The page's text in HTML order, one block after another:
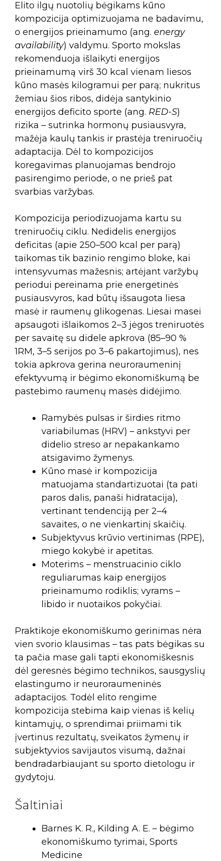
Elito ilgų nuotolių bėgikams kūno
kompozicija optimizuojama ne badavimu,
o energijos prieinamumo (ang. energy
availability) valdymu. Sporto mokslas
rekomenduoja išlaikyti energijos
prieinamumą virš 30 kcal vienam liesos
kūno masės kilogramui per parą; nukritus
žemiau šios ribos, didėja santykinio
energijos deficito sporte (ang. RED-S)
rizika – sutrinka hormonų pusiausvyra,
mažėja kaulų tankis ir prastėja treniruočių
adaptacija. Dėl to kompozicijos
koregavimas planuojamas bendrojo
pasirengimo periode, o ne prieš pat
svarbias varžybas.
Kompozicija periodizuojama kartu su
treniruočių ciklu. Nedidelis energijos
deficitas (apie 250–500 kcal per parą)
taikomas tik bazinio rengimo bloke, kai
intensyvumas mažesnis; artėjant varžybų
periodui pereinama prie energetinės
pusiausvyros, kad būtų išsaugota liesa
masė ir raumenų glikogenas. Liesai masei
apsaugoti išlaikomos 2–3 jėgos treniruotės
per savaitę su didele apkrova (85–90 %
1RM, 3–5 serijos po 3–6 pakartojimus), nes
tokia apkrova gerina neuroraumeninį
efektyvumą ir bėgimo ekonomiškumą be
pastebimo raumenų masės didėjimo.
Ramybės pulsas ir širdies ritmo
variabilumas (HRV) – ankstyvi per
didelio streso ar nepakankamo
atsigavimo žymenys.
Kūno masė ir kompozicija
matuojama standartizuotai (ta pati
paros dalis, panaši hidratacija),
vertinant tendenciją per 2–4
savaites, o ne vienkartinį skaičių.
Subjektyvus krūvio vertinimas (RPE),
miego kokybė ir apetitas.
Moterims – menstruacinio ciklo
reguliarumas kaip energijos
prieinamumo rodiklis; vyrams –
libido ir nuotaikos pokyčiai.
Praktikoje ekonomiškumo gerinimas nėra
vien svorio klausimas – tas pats bėgikas su
ta pačia mase gali tapti ekonomiškesnis
dėl geresnės bėgimo technikos, sausgyslių
elastingumo ir neuroraumeninės
adaptacijos. Todėl elito rengime
kompozicija stebima kaip vienas iš kelių
kintamųjų, o sprendimai priimami tik
įvertinus rezultatų, sveikatos žymenų ir
subjektyvios savijautos visumą, dažnai
bendradarbiaujant su sporto dietologu ir
gydytoju.
Šaltiniai
Barnes K. R., Kilding A. E. – bėgimo
ekonomiškumo tyrimai, Sports
Medicine